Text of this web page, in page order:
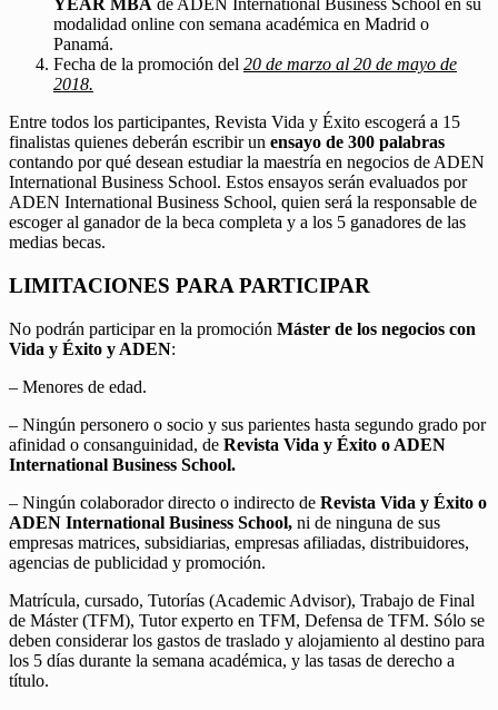
YEAR MBA de ADEN International Business School en su
modalidad online con semana académica en Madrid o
Panamá.
Fecha de la promoción del 20 de marzo al 20 de mayo de
2018.
Entre todos los participantes, Revista Vida y Éxito escogerá a 15
finalistas quienes deberán escribir un ensayo de 300 palabras
contando por qué desean estudiar la maestría en negocios de ADEN
International Business School. Estos ensayos serán evaluados por
ADEN International Business School, quien será la responsable de
escoger al ganador de la beca completa y a los 5 ganadores de las
medias becas.
LIMITACIONES PARA PARTICIPAR
No podrán participar en la promoción Máster de los negocios con
Vida y Éxito y ADEN:
– Menores de edad.
– Ningún personero o socio y sus parientes hasta segundo grado por
afinidad o consanguinidad, de Revista Vida y Éxito o ADEN
International Business School.
– Ningún colaborador directo o indirecto de Revista Vida y Éxito o
ADEN International Business School, ni de ninguna de sus
empresas matrices, subsidiarias, empresas afiliadas, distribuidores,
agencias de publicidad y promoción.
Matrícula, cursado, Tutorías (Academic Advisor), Trabajo de Final
de Máster (TFM), Tutor experto en TFM, Defensa de TFM. Sólo se
deben considerar los gastos de traslado y alojamiento al destino para
los 5 días durante la semana académica, y las tasas de derecho a
título.